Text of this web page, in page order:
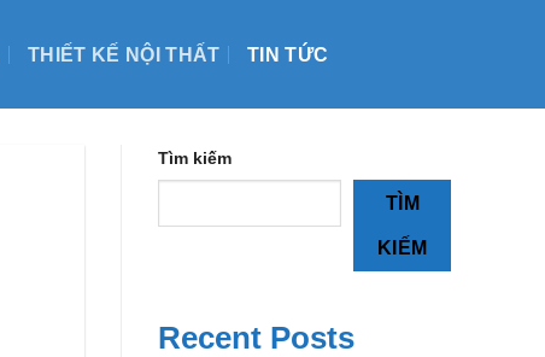
THIẾT KẾ NỘI THẤT TIN TỨC
Tìm kiếm
TÌM
KIẾM
Recent Posts